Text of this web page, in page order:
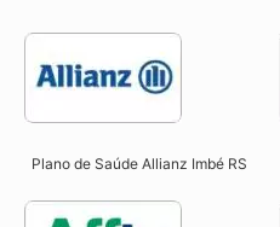
Plano de Saúde Allianz Imbé RS​